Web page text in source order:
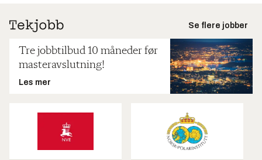
Se flere jobber
Tre jobbtilbud 10 måneder før
masteravslutning!
Les mer